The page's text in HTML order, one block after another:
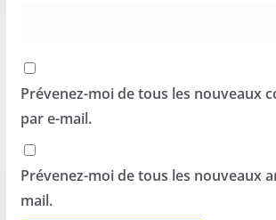
Prévenez-moi de tous les nouveaux
par e-mail.
Prévenez-moi de tous les nouveaux
mail.